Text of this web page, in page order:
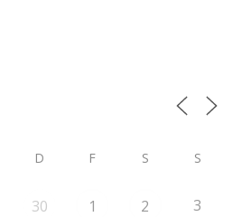
D F S S
30 1 2 3